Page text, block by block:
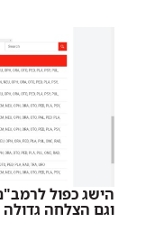
בית
הישג כפול
וגם הצלחה